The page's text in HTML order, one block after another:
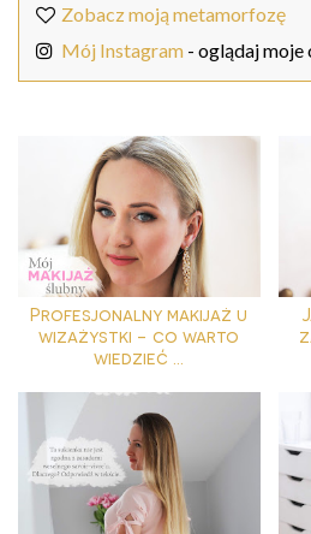
Zobacz moją metamorfozę
Mój Instagram - oglądaj moje
Profesjonalny makijaż u
wizażystki - co warto
wiedzieć ...